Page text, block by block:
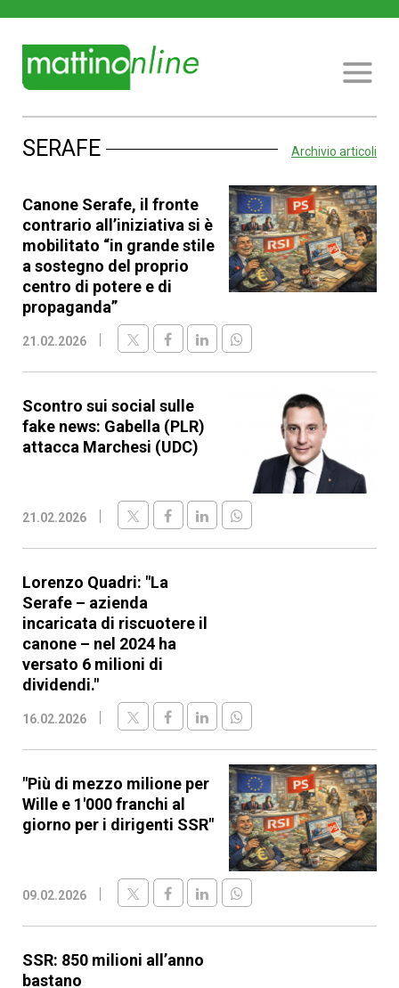
SERAFE Archivio articoli
Canone Serafe, il fronte
contrario all’iniziativa si è
mobilitato “in grande stile
a sostegno del proprio
centro di potere e di
propaganda”
21.02.2026
Scontro sui social sulle
fake news: Gabella (PLR)
attacca Marchesi (UDC)
21.02.2026
Lorenzo Quadri: "La
Serafe – azienda
incaricata di riscuotere il
canone – nel 2024 ha
versato 6 milioni di
dividendi."
16.02.2026
"Più di mezzo milione per
Wille e 1'000 franchi al
giorno per i dirigenti SSR"
09.02.2026
SSR: 850 milioni all’anno
bastano